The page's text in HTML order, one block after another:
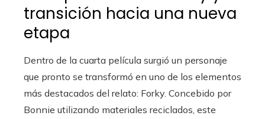
transición hacia una nueva
etapa
Dentro de la cuarta película surgió un personaje
que pronto se transformó en uno de los elementos
más destacados del relato: Forky. Concebido por
Bonnie utilizando materiales reciclados, este